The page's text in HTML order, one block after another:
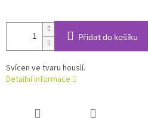
Přidat do košíku
Svícen ve tvaru houslí.
Detailní informace